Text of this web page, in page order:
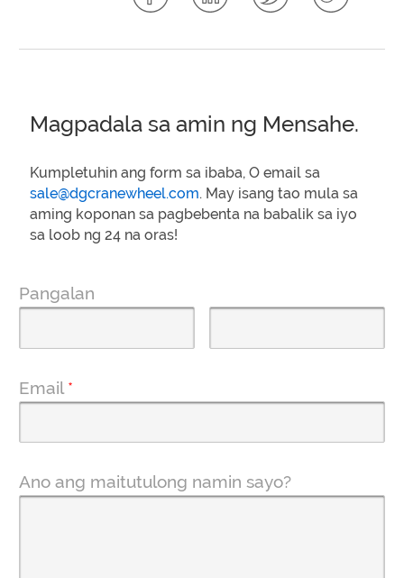
Magpadala sa amin ng Mensahe.
Kumpletuhin ang form sa ibaba, O email sa
sale@dgcranewheel.com. May isang tao mula sa
aming koponan sa pagbebenta na babalik sa iyo
sa loob ng 24 na oras!
Pangalan
Email *
Ano ang maitutulong namin sayo?